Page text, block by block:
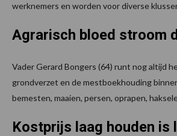
werknemers en worden voor diverse
Agrarisch bloed stroom
Vader Gerard Bongers (64) runt nog altijd
grondverzet en de mestboekhouding
bemesten, maaien, persen, oprapen,
Kostprijs laag houden is